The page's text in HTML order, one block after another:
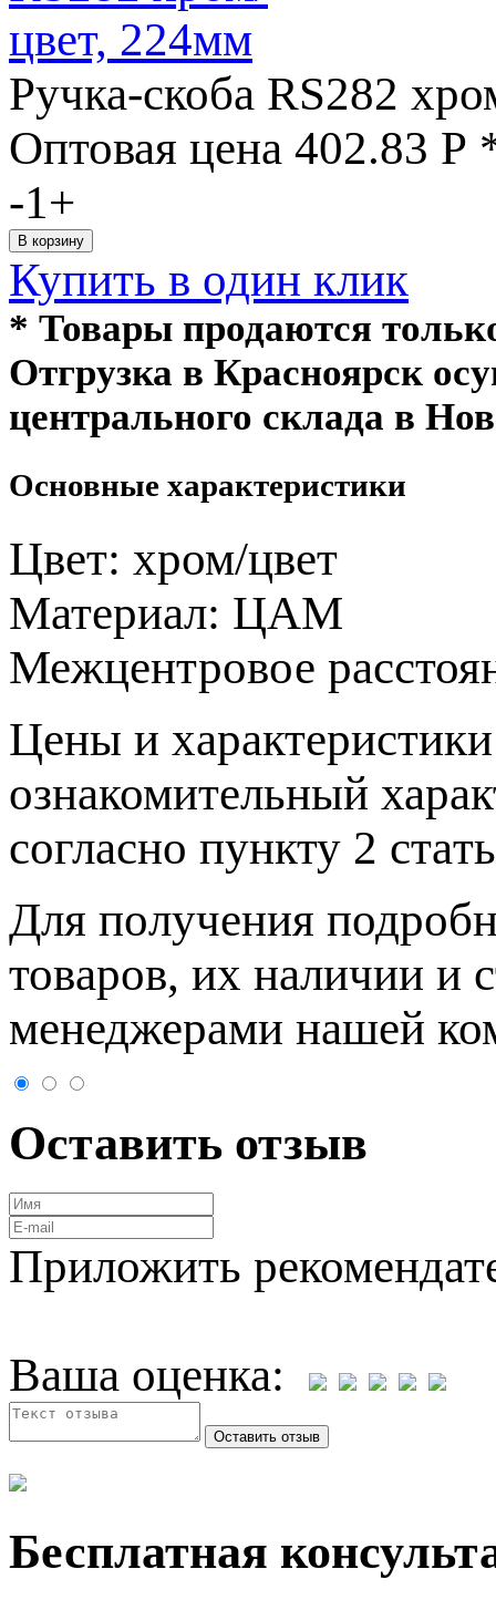
Ручка-скоба RS282
Оптовая цена 402.83 Р
-1+
Купить в один клик
* Товары продаются
Отгрузка в Красноярск
центрального склада в
Основные характеристики
Цвет: хром/цвет
Материал: ЦАМ
Межцентровое
Цeны и
ознакомительный
согласно пункту 2
Для пoлучения
товaров, их нaличии и
менеджерами нашей
Оставить отзыв
Приложить
Ваша оценка:
Бесплатная